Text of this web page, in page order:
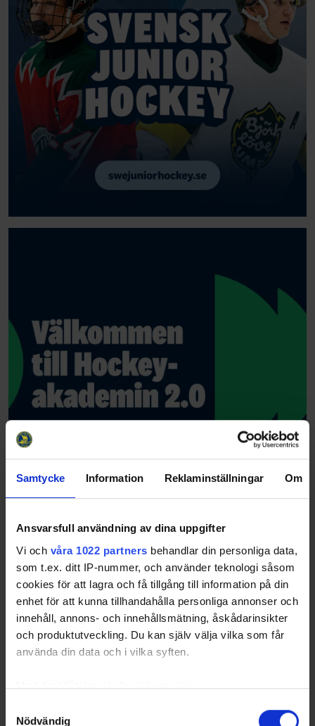
Samtycke Information Reklaminställningar Om
Ansvarsfull användning av dina uppgifter
Vi och våra 1022 partners behandlar din personliga data,
som t.ex. ditt IP-nummer, och använder teknologi såsom
cookies för att lagra och få tillgång till information på din
enhet för att kunna tillhandahålla personliga annonser och
innehåll, annons- och innehållsmätning, åskådarinsikter
och produktutveckling. Du kan själv välja vilka som får
använda din data och i vilka syften.
Med din tillåtelse skulle vi även vilja:
som kan ha en noggrannhet på upp till flera meter
Nödvändig